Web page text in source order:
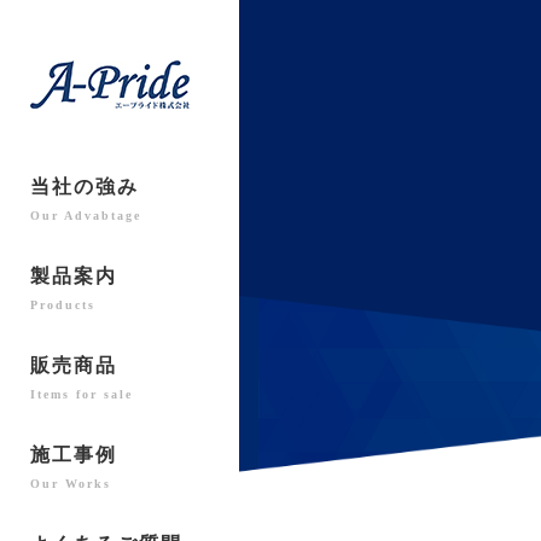
当社の強み
Our Advabtage
製品案内
Products
販売商品
Items for sale
施工事例
Our Works